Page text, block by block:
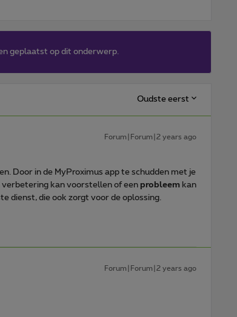
geplaatst op dit onderwerp.
Oudste eerst
Forum|Forum|2 years ago
Door in de MyProximus app te schudden met je
kan voorstellen of een probleem kan
dienst, die ook zorgt voor de oplossing.
Forum|Forum|2 years ago